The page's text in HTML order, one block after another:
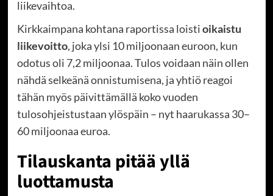
liikevaihtoa.
Kirkkaimpana kohtana raportissa loistioikaistu
liikevoitto, joka ylsi 10 miljoonaan euroon, kun
odotus oli 7,2 miljoonaa. Tulos voidaan näin ollen
nähdä selkeänä onnistumisena, ja yhtiö reagoi
tähän myös päivittämällä koko vuoden
tulosohjeistustaan ylöspäin – nyt haarukassa 30–
60 miljoonaa euroa.
Tilauskanta pitää yllä
luottamusta